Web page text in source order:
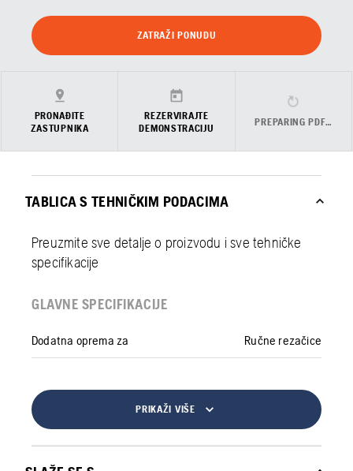
ZATRAŽI PONUDU
PRONAĐITE
ZASTUPNIKA
REZERVIRAJTE
DEMONSTRACIJU
PREPARING PDF…
TABLICA S TEHNIČKIM PODACIMA
Preuzmite sve detalje o proizvodu i sve tehničke
specifikacije
GLAVNE SPECIFIKACIJE
Dodatna oprema za Ručne rezačice
PRIKAŽI VIŠE